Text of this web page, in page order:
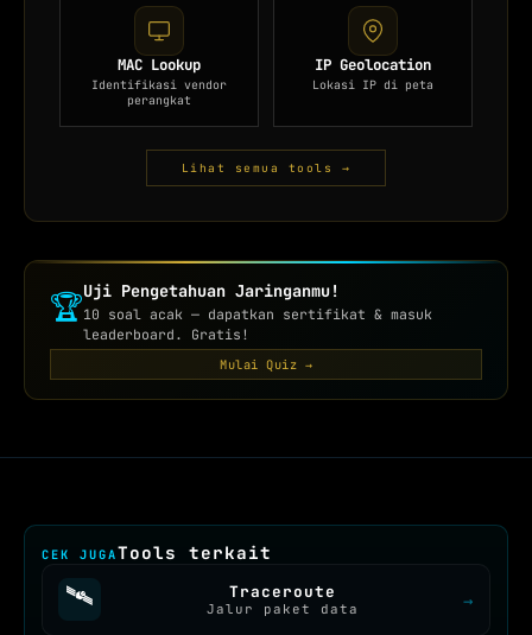
MAC Lookup
Identifikasi vendor
perangkat
IP Geolocation
Lokasi IP di peta
Lihat semua tools →
🏆Uji Pengetahuan Jaringanmu!
10 soal acak — dapatkan sertifikat & masuk
leaderboard. Gratis!
Mulai Quiz →
CEK JUGATools terkait
🛰️ Traceroute
Jalur paket data →